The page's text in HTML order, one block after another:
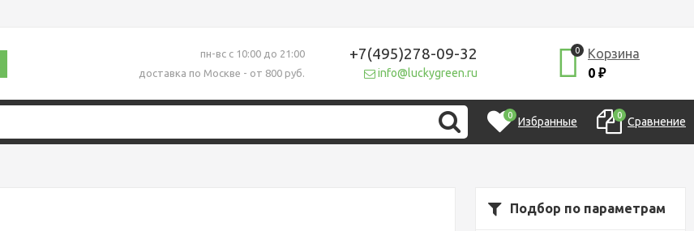
пн-вс с 10:00 до 21:00
доставка по Москве - от 800 руб.
+7(495)278-09-32
info@luckygreen.ru
0
Корзина
0 ₽
0 Избранные 0 Сравнение
Подбор по параметрам